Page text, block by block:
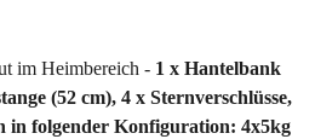
im Heimbereich - 1 x Hantelbank
(52 cm), 4 x Sternverschlüsse,
in folgender Konfiguration: 4x5kg